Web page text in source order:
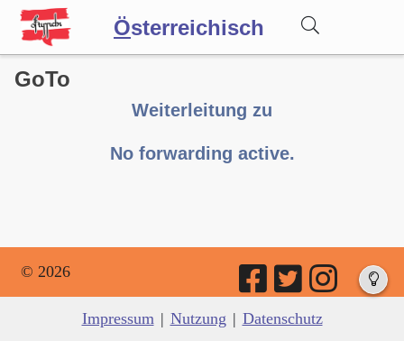
Österreichisch
Wörterbuch
GoTo
Weiterleitung zu
No forwarding active.
© 2026
Impressum | Nutzung | Datenschutz